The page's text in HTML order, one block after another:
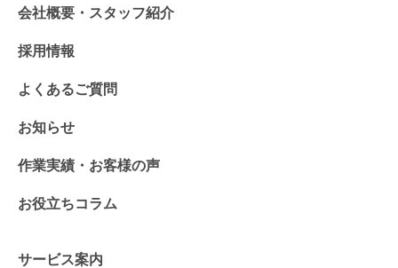
会社概要・スタッフ紹介
採用情報
よくあるご質問
お知らせ
作業実績・お客様の声
お役立ちコラム
サービス案内